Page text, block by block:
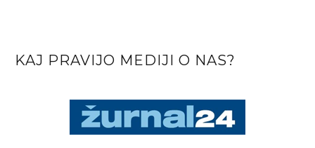
KAJ PRAVIJO MEDIJI O NAS?